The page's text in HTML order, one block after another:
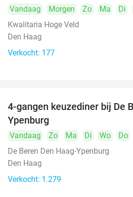
Vandaag Morgen Zo Ma Di
Kwalitaria Hoge Veld
Den Haag
Verkocht: 177
4-gangen keuzediner bij De
Ypenburg
Vandaag Zo Ma Di Wo
Do
De Beren Den Haag-Ypenburg
Den Haag
Verkocht: 1.279